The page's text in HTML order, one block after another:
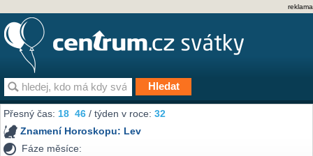
reklama
Přesný čas:18 46 / týden v roce:32
Znamení Horoskopu: Lev
Fáze měsíce: